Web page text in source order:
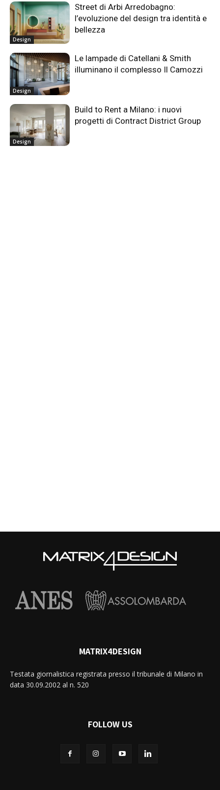
Design
Street di Arbi Arredobagno:
l’evoluzione del design tra identità e
bellezza
Design
Le lampade di Catellani & Smith
illuminano il complesso Il Camozzi
Design
Build to Rent a Milano: i nuovi
progetti di Contract District Group
MATRIX4DESIGN
Testata giornalistica registrata presso il tribunale di Milano in
data 30.09.2002 al n. 520
FOLLOW US